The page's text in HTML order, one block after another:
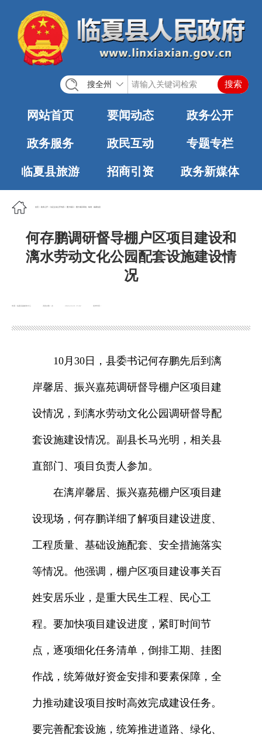
搜全州
网站首页 要闻动态 政务公开
政务服务 政民互动 专题专栏
临夏县旅游 招商引资 政务新媒体
首页 政务公开 法定主动公开内容 重大项目 重大项目审批、核准、备案信息
何存鹏调研督导棚户区项目建设和
漓水劳动文化公园配套设施建设情
况
浏览次数： 发布时间：
2024-10-31 15:02
10月30日，县委书记何存鹏先后到漓
岸馨居、振兴嘉苑调研督导棚户区项目建
设情况，到漓水劳动文化公园调研督导配
套设施建设情况。副县长马光明，相关县
直部门、项目负责人参加。
在漓岸馨居、振兴嘉苑棚户区项目建
设现场，何存鹏详细了解项目建设进度、
工程质量、基础设施配套、安全措施落实
等情况。他强调，棚户区项目建设事关百
姓安居乐业，是重大民生工程、民心工
程。要加快项目建设进度，紧盯时间节
点，逐项细化任务清单，倒排工期、挂图
作战，统筹做好资金安排和要素保障，全
力推动建设项目按时高效完成建设任务。
要完善配套设施，统筹推进道路、绿化、